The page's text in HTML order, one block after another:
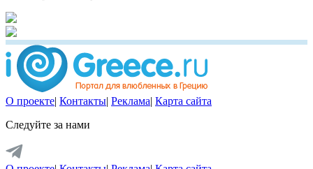
О проекте| Контакты| Реклама| Карта сайта
Следуйте за нами